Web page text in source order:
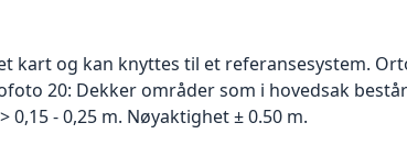
kart og kan knyttes til et referansesystem.
20: Dekker områder som i hovedsak
- 0,25 m. Nøyaktighet ± 0.50 m.